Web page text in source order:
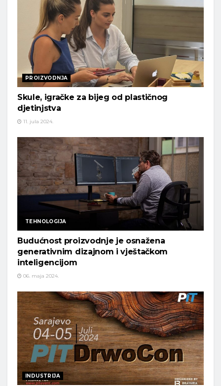
PROIZVODNJA
Skule, igračke za bijeg od plastičnog
djetinjstva
11. jula 2024.
TEHNOLOGIJA
Budućnost proizvodnje je osnažena
generativnim dizajnom i vještačkom
inteligencijom
06. maja 2024.
INDUSTRIJA